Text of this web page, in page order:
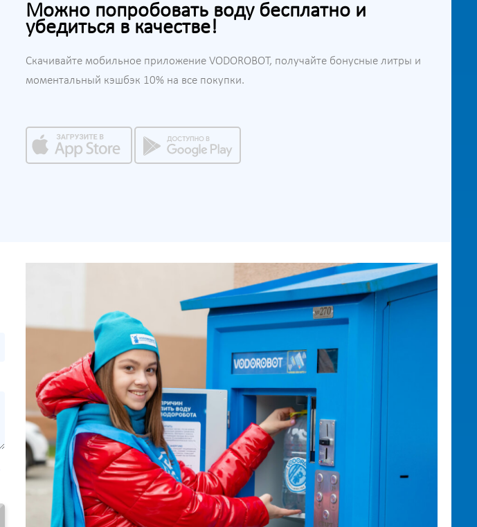
Можно попробовать воду бесплатно и
убедиться в качестве!
Скачивайте мобильное приложение VODOROBOT, получайте бонусные литры и
моментальный кэшбэк 10% на все покупки.